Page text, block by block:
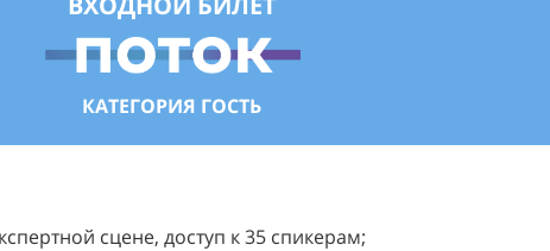
КАТЕГОРИЯ ГОСТЬ
сцене, доступ к 35 спикерам;